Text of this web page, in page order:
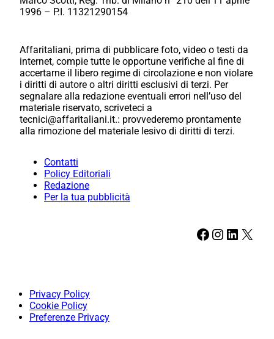
1996 – P.I. 11321290154
Affaritaliani, prima di pubblicare foto, video o testi da
internet, compie tutte le opportune verifiche al fine di
accertarne il libero regime di circolazione e non violare
i diritti di autore o altri diritti esclusivi di terzi. Per
segnalare alla redazione eventuali errori nell’uso del
materiale riservato, scriveteci a
tecnici@affaritaliani.it.: provvederemo prontamente
alla rimozione del materiale lesivo di diritti di terzi.
Contatti
Policy Editoriali
Redazione
Per la tua pubblicità
Facebook Instagram LinkedIn X
Privacy Policy
Cookie Policy
Preferenze Privacy